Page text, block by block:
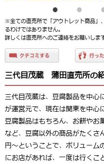
※全ての直売所で「アウトレット商品」
るわけではありません。
詳しくは直売所へのご連絡をお願いしま
三代目茂蔵 蒲田直売所の
三代目茂蔵は、豆腐製品を中心
が運営元で、現在は関東を中心
豆腐製品はもちろん、お餅やお
など、豆腐以外の商品がたく
円～ということで、ボリューム
にお店があれば、一度は行くこ